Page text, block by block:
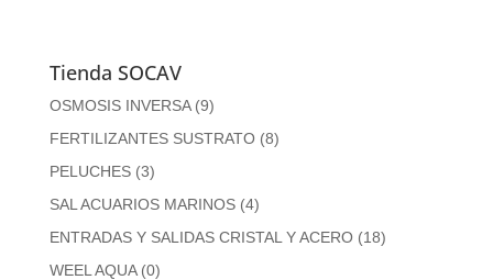
Tienda SOCAV
OSMOSIS INVERSA (9)
FERTILIZANTES SUSTRATO (8)
PELUCHES (3)
SAL ACUARIOS MARINOS (4)
ENTRADAS Y SALIDAS CRISTAL Y ACERO (18)
WEEL AQUA (0)